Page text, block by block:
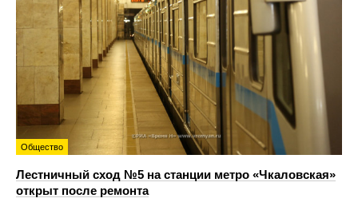
Общество
Лестничный сход №5 на станции метро «Чкаловская»
открыт после ремонта